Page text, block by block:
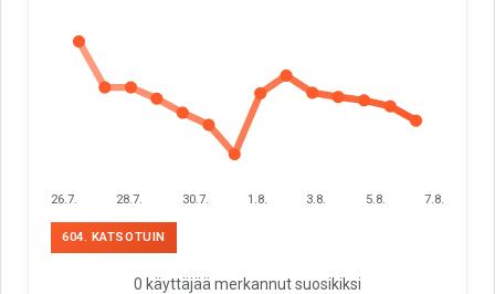
26.7. 28.7. 30.7. 1.8. 3.8. 5.8. 7.8.
604. KATSOTUIN
0 käyttäjää merkannut suosikiksi